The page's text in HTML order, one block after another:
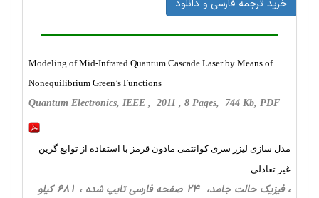
خرید ترجمه فارسی و دانلود
Modeling of Mid-Infrared Quantum Cascade Laser by Means of
Nonequilibrium Green’s Functions
Quantum Electronics, IEEE , 2011 , 8 Pages, 744 Kb, PDF
مدل سازی لیزر سری کوانتمی مادون قرمز با استفاده از توابع گرین
غیر تعادلی
، فیزیک حالت‌ جامد، 24 صفحه فارسی تایپ شده ، 681 کیلو